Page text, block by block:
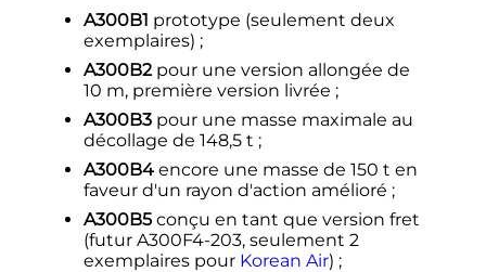
A300B1 prototype (seulement deux
exemplaires) ;
A300B2pour une version allongée de
10 m, première version livrée ;
A300B3pour une masse maximale au
décollage de 148,5 t ;
A300B4encore une masse de 150 t en
faveur d'un rayon d'action amélioré ;
A300B5conçu en tant que version fret
(futur A300F4-203, seulement 2
exemplaires pour Korean Air) ;